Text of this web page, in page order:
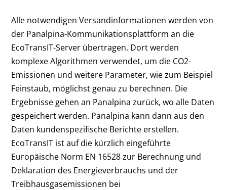
Alle notwendigen Versandinformationen werden von
der Panalpina-Kommunikationsplattform an die
EcoTransIT-Server übertragen. Dort werden
komplexe Algorithmen verwendet, um die CO2-
Emissionen und weitere Parameter, wie zum Beispiel
Feinstaub, möglichst genau zu berechnen. Die
Ergebnisse gehen an Panalpina zurück, wo alle Daten
gespeichert werden. Panalpina kann dann aus den
Daten kundenspezifische Berichte erstellen.
EcoTransIT ist auf die kürzlich eingeführte
Europäische Norm EN 16528 zur Berechnung und
Deklaration des Energieverbrauchs und der
Treibhausgasemissionen bei